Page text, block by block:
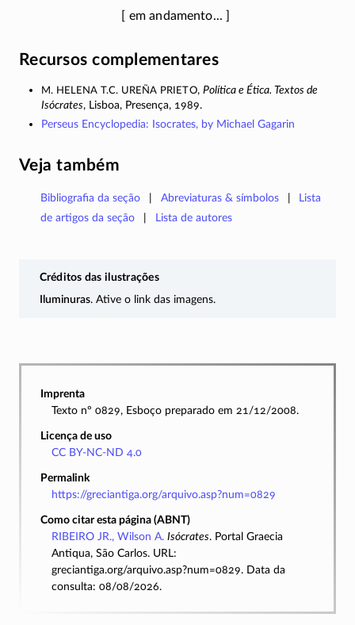
Recursos complementares
M. Helena T.C. Ureña Prieto, Política e Ética. Textos de
Isócrates, Lisboa, Presença, 1989.
Perseus Encyclopedia: Isocrates, by Michael Gagarin
Veja também
Bibliografia da seção Abreviaturas & símbolos
Lista
de artigos da seção
Lista de autores
Créditos das ilustrações
Iluminuras. Ative o link das imagens.
Imprenta
Texto nº 0829, Esboço preparado em 21/12/2008.
Licença de uso
CC BY-NC-ND 4.0
Permalink
https://greciantiga.org/arquivo.asp?num=0829
Como citar esta página (ABNT)
RIBEIRO JR., Wilson A. Isócrates. Portal Graecia
Antiqua, São Carlos. URL:
greciantiga.org/arquivo.asp?num=0829. Data da
consulta: 08/08/2026.